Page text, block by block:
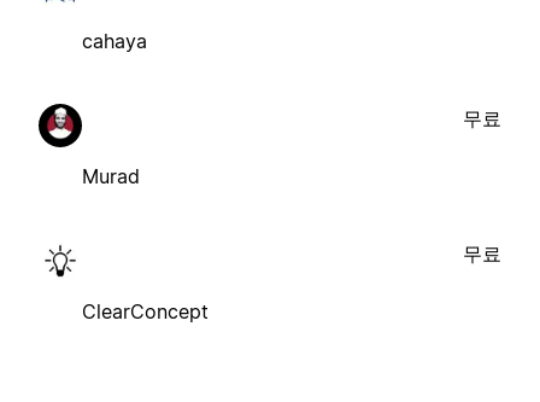
cahaya
Murad
무료
ClearConcept
무료